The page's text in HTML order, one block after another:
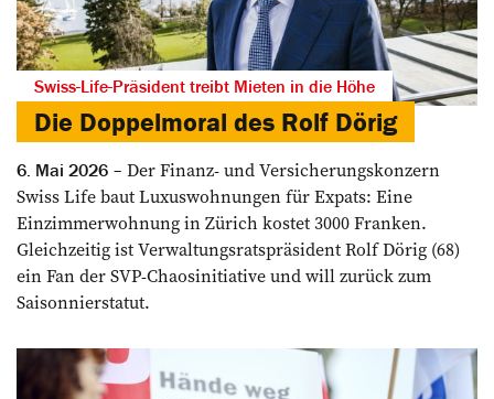
Swiss-Life-Präsident treibt Mieten in die Höhe
Die Doppelmoral des Rolf Dörig
6. Mai 2026
Der Finanz- und Versicherungskonzern
Swiss Life baut Luxuswohnungen für Expats: Eine
Einzimmerwohnung in Zürich kostet 3000 Franken.
Gleichzeitig ist Verwaltungsratspräsident Rolf Dörig (68)
ein Fan der SVP-Chaos­initiative und will zurück zum
Saisonnierstatut.